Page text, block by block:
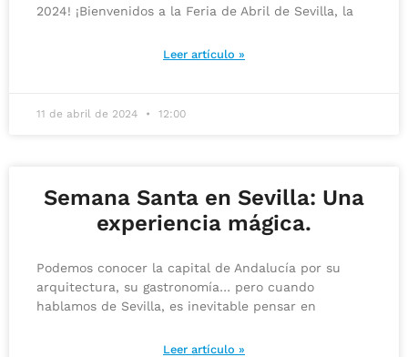
2024! ¡Bienvenidos a la Feria de Abril de Sevilla, la
Leer artículo »
11 de abril de 2024 12:00
Semana Santa en Sevilla: Una
experiencia mágica.
Podemos conocer la capital de Andalucía por su
arquitectura, su gastronomía… pero cuando
hablamos de Sevilla, es inevitable pensar en
Leer artículo »